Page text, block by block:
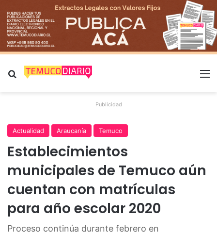
Buscar por
Publicidad
Actualidad Araucanía Temuco
Establecimientos
municipales de Temuco aún
cuentan con matrículas
para año escolar 2020
Proceso continúa durante febrero en